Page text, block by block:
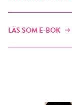
LÄS SOM E-BOK